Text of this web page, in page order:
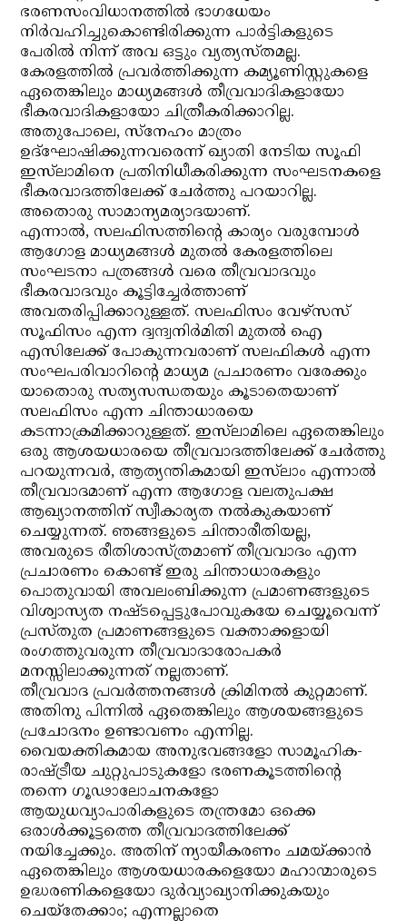
ഭരണസംവിധാനത്തില്‍ ഭാഗധേയം
നിര്‍വഹിച്ചുകൊണ്ടിരിക്കുന്ന പാര്‍ട്ടികളുടെ
പേരില്‍ നിന്ന് അവ ഒട്ടും വ്യത്യസ്തമല്ല.
കേരളത്തില്‍ പ്രവര്‍ത്തിക്കുന്ന കമ്യൂണിസ്റ്റുകളെ
ഏതെങ്കിലും മാധ്യമങ്ങള്‍ തീവ്രവാദികളായോ
ഭീകരവാദികളായോ ചിത്രീകരിക്കാറില്ല.
അതുപോലെ, സ്‌നേഹം മാത്രം
ഉദ്‌ഘോഷിക്കുന്നവരെന്ന് ഖ്യാതി നേടിയ സൂഫി
ഇസ്‌ലാമിനെ പ്രതിനിധീകരിക്കുന്ന സംഘടനകളെ
ഭീകരവാദത്തിലേക്ക് ചേര്‍ത്തു പറയാറില്ല.
അതൊരു സാമാന്യമര്യാദയാണ്.
എന്നാല്‍, സലഫിസത്തിന്റെ കാര്യം വരുമ്പോള്‍
ആഗോള മാധ്യമങ്ങള്‍ മുതല്‍ കേരളത്തിലെ
സംഘടനാ പത്രങ്ങള്‍ വരെ തീവ്രവാദവും
ഭീകരവാദവും കൂട്ടിച്ചേര്‍ത്താണ്
അവതരിപ്പിക്കാറുള്ളത്. സലഫിസം വേഴ്‌സസ്
സൂഫിസം എന്ന ദ്വന്ദ്വനിര്‍മിതി മുതല്‍ ഐ
എസിലേക്ക് പോകുന്നവരാണ് സലഫികള്‍ എന്ന
സംഘപരിവാറിന്റെ മാധ്യമ പ്രചാരണം വരേക്കും
യാതൊരു സത്യസന്ധതയും കൂടാതെയാണ്
സലഫിസം എന്ന ചിന്താധാരയെ
കടന്നാക്രമിക്കാറുള്ളത്. ഇസ്‌ലാമിലെ ഏതെങ്കിലും
ഒരു ആശയധാരയെ തീവ്രവാദത്തിലേക്ക് ചേര്‍ത്തു
പറയുന്നവര്‍, ആത്യന്തികമായി ഇസ്‌ലാം എന്നാല്‍
തീവ്രവാദമാണ് എന്ന ആഗോള വലതുപക്ഷ
ആഖ്യാനത്തിന് സ്വീകാര്യത നല്‍കുകയാണ്
ചെയ്യുന്നത്. ഞങ്ങളുടെ ചിന്താരീതിയല്ല,
അവരുടെ രീതിശാസ്ത്രമാണ് തീവ്രവാദം എന്ന
പ്രചാരണം കൊണ്ട് ഇരു ചിന്താധാരകളും
പൊതുവായി അവലംബിക്കുന്ന പ്രമാണങ്ങളുടെ
വിശ്വാസ്യത നഷ്ടപ്പെട്ടുപോവുകയേ ചെയ്യൂവെന്ന്
പ്രസ്തുത പ്രമാണങ്ങളുടെ വക്താക്കളായി
രംഗത്തുവരുന്ന തീവ്രവാദാരോപകര്‍
മനസ്സിലാക്കുന്നത് നല്ലതാണ്.
തീവ്രവാദ പ്രവര്‍ത്തനങ്ങള്‍ ക്രിമിനല്‍ കുറ്റമാണ്.
അതിനു പിന്നില്‍ ഏതെങ്കിലും ആശയങ്ങളുടെ
പ്രചോദനം ഉണ്ടാവണം എന്നില്ല.
വൈയക്തികമായ അനുഭവങ്ങളോ സാമൂഹിക-
രാഷ്ട്രീയ ചുറ്റുപാടുകളോ ഭരണകൂടത്തിന്റെ
തന്നെ ഗൂഢാലോചനകളോ
ആയുധവ്യാപാരികളുടെ തന്ത്രമോ ഒക്കെ
ഒരാള്‍ക്കൂട്ടത്തെ തീവ്രവാദത്തിലേക്ക്
നയിച്ചേക്കും. അതിന് ന്യായീകരണം ചമയ്ക്കാന്‍
ഏതെങ്കിലും ആശയധാരകളെയോ മഹാന്മാരുടെ
ഉദ്ധരണികളെയോ ദുര്‍വ്യാഖ്യാനിക്കുകയും
ചെയ്‌തേക്കാം; എന്നല്ലാതെ